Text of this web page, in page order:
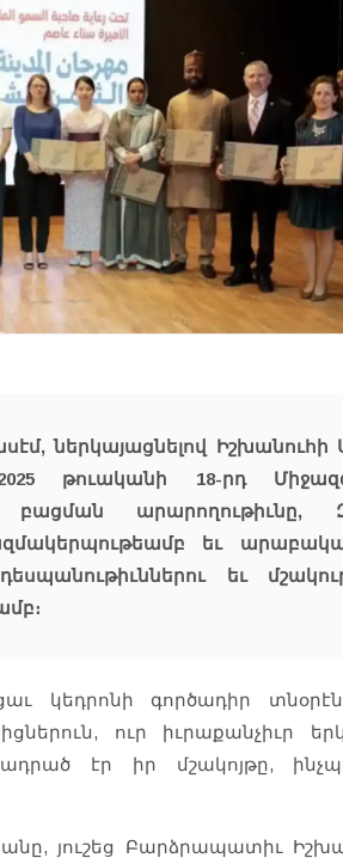
ներկայացնելով
թուականի 18-րդ
արարողութիւնը,
եւ
եւ
կեդրոնի գործադիր
ուր իւրաքանչիւր
էր իր մշակոյթը,
յուշեց Բարձրապատիւ